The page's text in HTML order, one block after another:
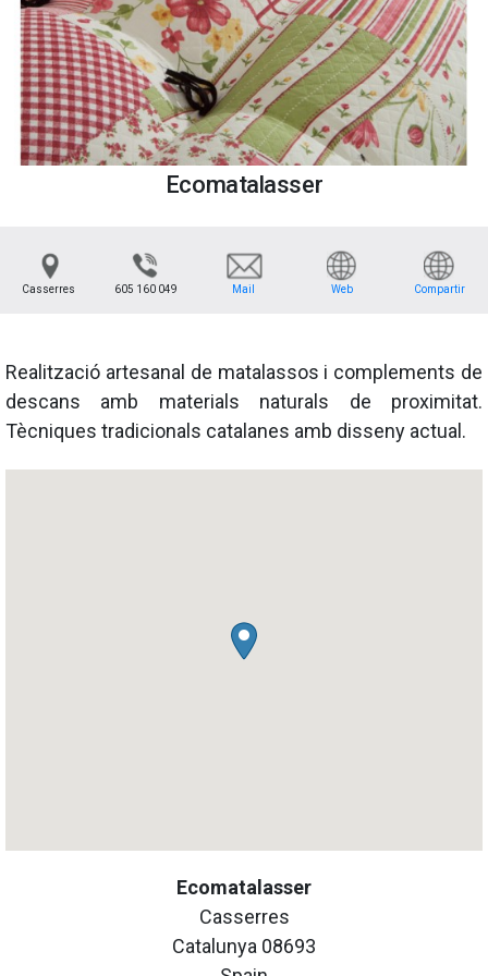
Ecomatalasser
Casserres 605 160 049 Mail Web Compartir
Realització artesanal de matalassos i complements de
descans amb materials naturals de proximitat.
Tècniques tradicionals catalanes amb disseny actual.
Ecomatalasser
Casserres
Catalunya 08693